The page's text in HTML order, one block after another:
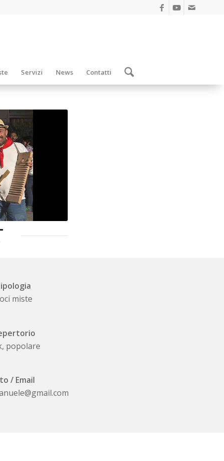
Servizi News Contatti
miste
popolare
/ Email